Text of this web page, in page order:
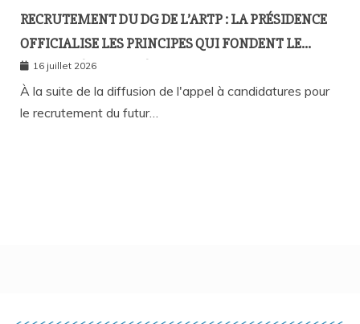
RECRUTEMENT DU DG DE L’ARTP : LA PRÉSIDENCE
OFFICIALISE LES PRINCIPES QUI FONDENT LE
RECOURS À L’APPEL À CANDIDATURES
16 juillet 2026
À la suite de la diffusion de l'appel à candidatures pour
le recrutement du futur…